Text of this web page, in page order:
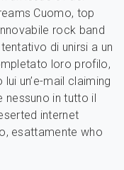
Cuomo, top
rock band
di unirsi a un
loro profilo,
un’e-mail claiming
nessuno in tutto il
internet
esattamente who